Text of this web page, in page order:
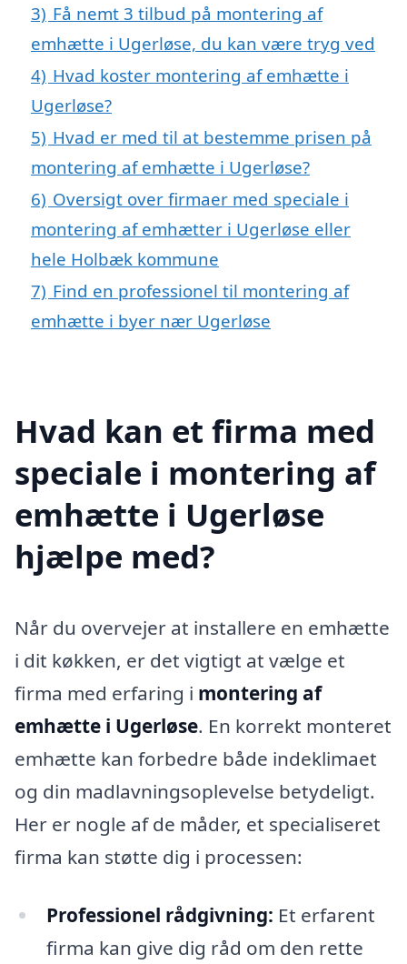
3) Få nemt 3 tilbud på montering af
emhætte i Ugerløse, du kan være tryg ved
4) Hvad koster montering af emhætte i
Ugerløse?
5) Hvad er med til at bestemme prisen på
montering af emhætte i Ugerløse?
6) Oversigt over firmaer med speciale i
montering af emhætter i Ugerløse eller
hele Holbæk kommune
7) Find en professionel til montering af
emhætte i byer nær Ugerløse
Hvad kan et firma med
speciale i montering af
emhætte i Ugerløse
hjælpe med?
Når du overvejer at installere en emhætte
i dit køkken, er det vigtigt at vælge et
firma med erfaring i montering af
emhætte i Ugerløse. En korrekt monteret
emhætte kan forbedre både indeklimaet
og din madlavningsoplevelse betydeligt.
Her er nogle af de måder, et specialiseret
firma kan støtte dig i processen:
Professionel rådgivning: Et erfarent
firma kan give dig råd om den rette